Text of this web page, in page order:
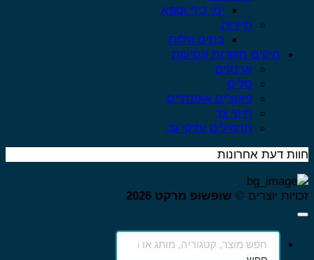
ימי כיף וספא
תיירות
בתים ווילות
תיקים מזוודות ונסיעות
ארנקים
סלים
פאוצ'ים אופנתיים
תיקי צד
תרמילים ותיקי גב
דעת אחרונות
יוצרים © שופשופ מרקט 2026